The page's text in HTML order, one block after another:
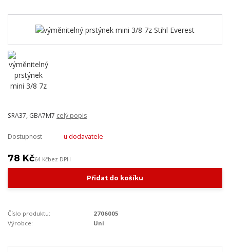
SRA37, GBA7M7 celý popis
Dostupnost u dodavatele
78 Kč64 Kčbez DPH
Přidat do košíku
Číslo produktu:
2706005
Výrobce:
Uni